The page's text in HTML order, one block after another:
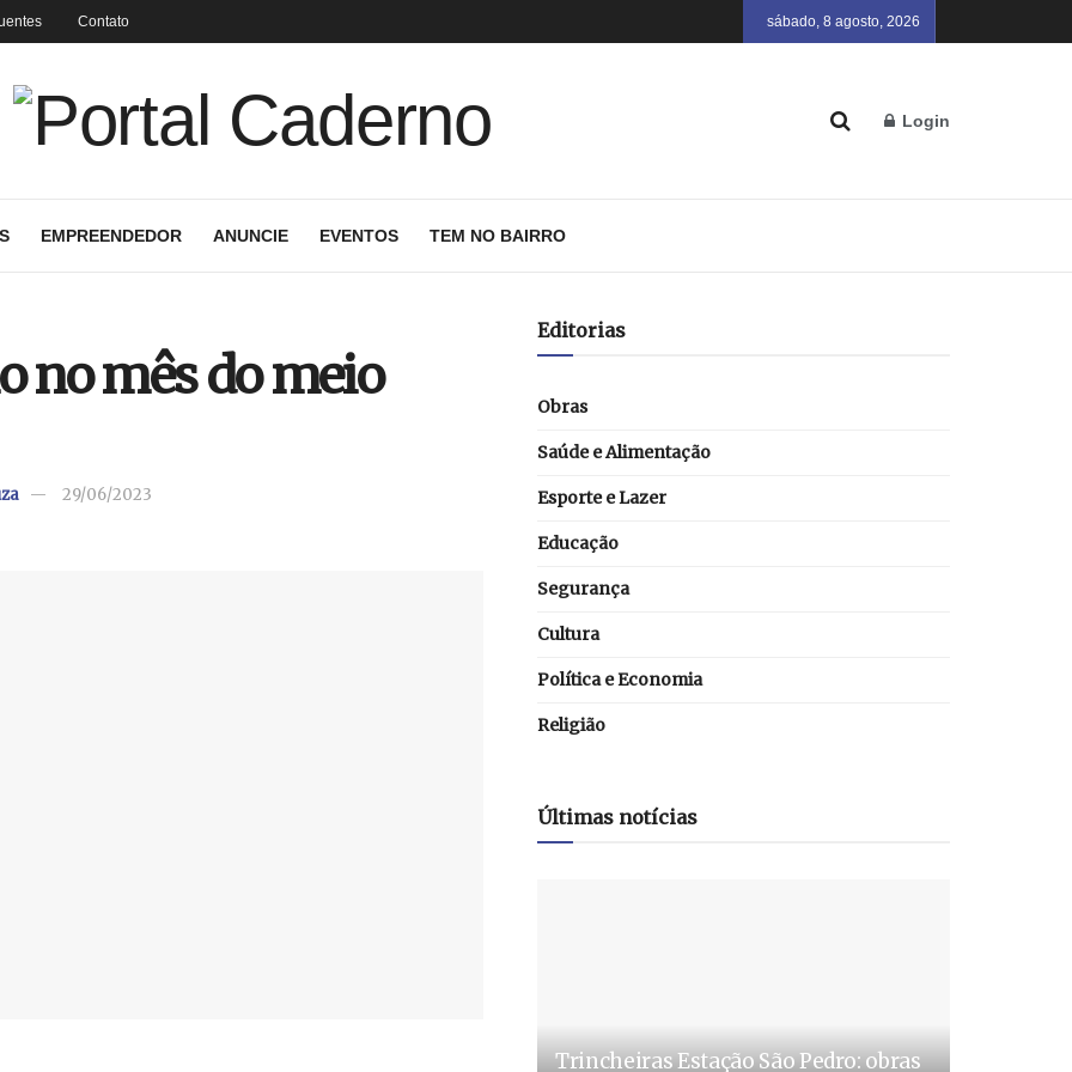
Contato sábado, 8 agosto, 2026
Login
EMPREENDEDOR ANUNCIE EVENTOS TEM NO BAIRRO
no mês do meio
29/06/2023
Editorias
Obras
Saúde e Alimentação
Esporte e Lazer
Educação
Segurança
Cultura
Política e Economia
Religião
Últimas notícias
Trincheiras Estação São Pedro: obras